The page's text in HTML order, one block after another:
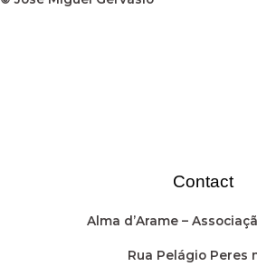
Contact
Alma d’Arame –
Rua Pelágio Peres